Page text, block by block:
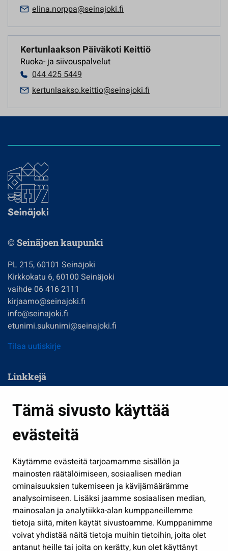
Tämä sivusto käyttää
evästeitä
Käytämme evästeitä tarjoamamme sisällön ja
mainosten räätälöimiseen, sosiaalisen median
ominaisuuksien tukemiseen ja kävijämäärämme
analysoimiseen. Lisäksi jaamme sosiaalisen median,
mainosalan ja analytiikka-alan kumppaneillemme
tietoja siitä, miten käytät sivustoamme. Kumppanimme
voivat yhdistää näitä tietoja muihin tietoihin, joita olet
antanut heille tai joita on kerätty, kun olet käyttänyt
elina.norppa@seinajoki.fi
Kertunlaakson Päiväkoti Keittiö
Ruoka- ja siivouspalvelut
044 425 5449
kertunlaakso.keittio@seinajoki.fi
© Seinäjoen kaupunki
PL 215, 60101 Seinäjoki
Kirkkokatu 6, 60100 Seinäjoki
vaihde 06 416 2111
kirjaamo@seinajoki.fi
info@seinajoki.fi
etunimi.sukunimi@seinajoki.fi
Tilaa uutiskirje
Linkkejä
Kasvatus ja opetus
Kulttuuri ja liikunta
Työ ja yrittäminen
Osallistu ja asioi
Näytä omat evästeasetukseni
Seuraa meitä